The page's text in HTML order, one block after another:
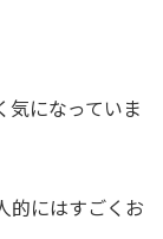
気になっていま
的にはすごくお